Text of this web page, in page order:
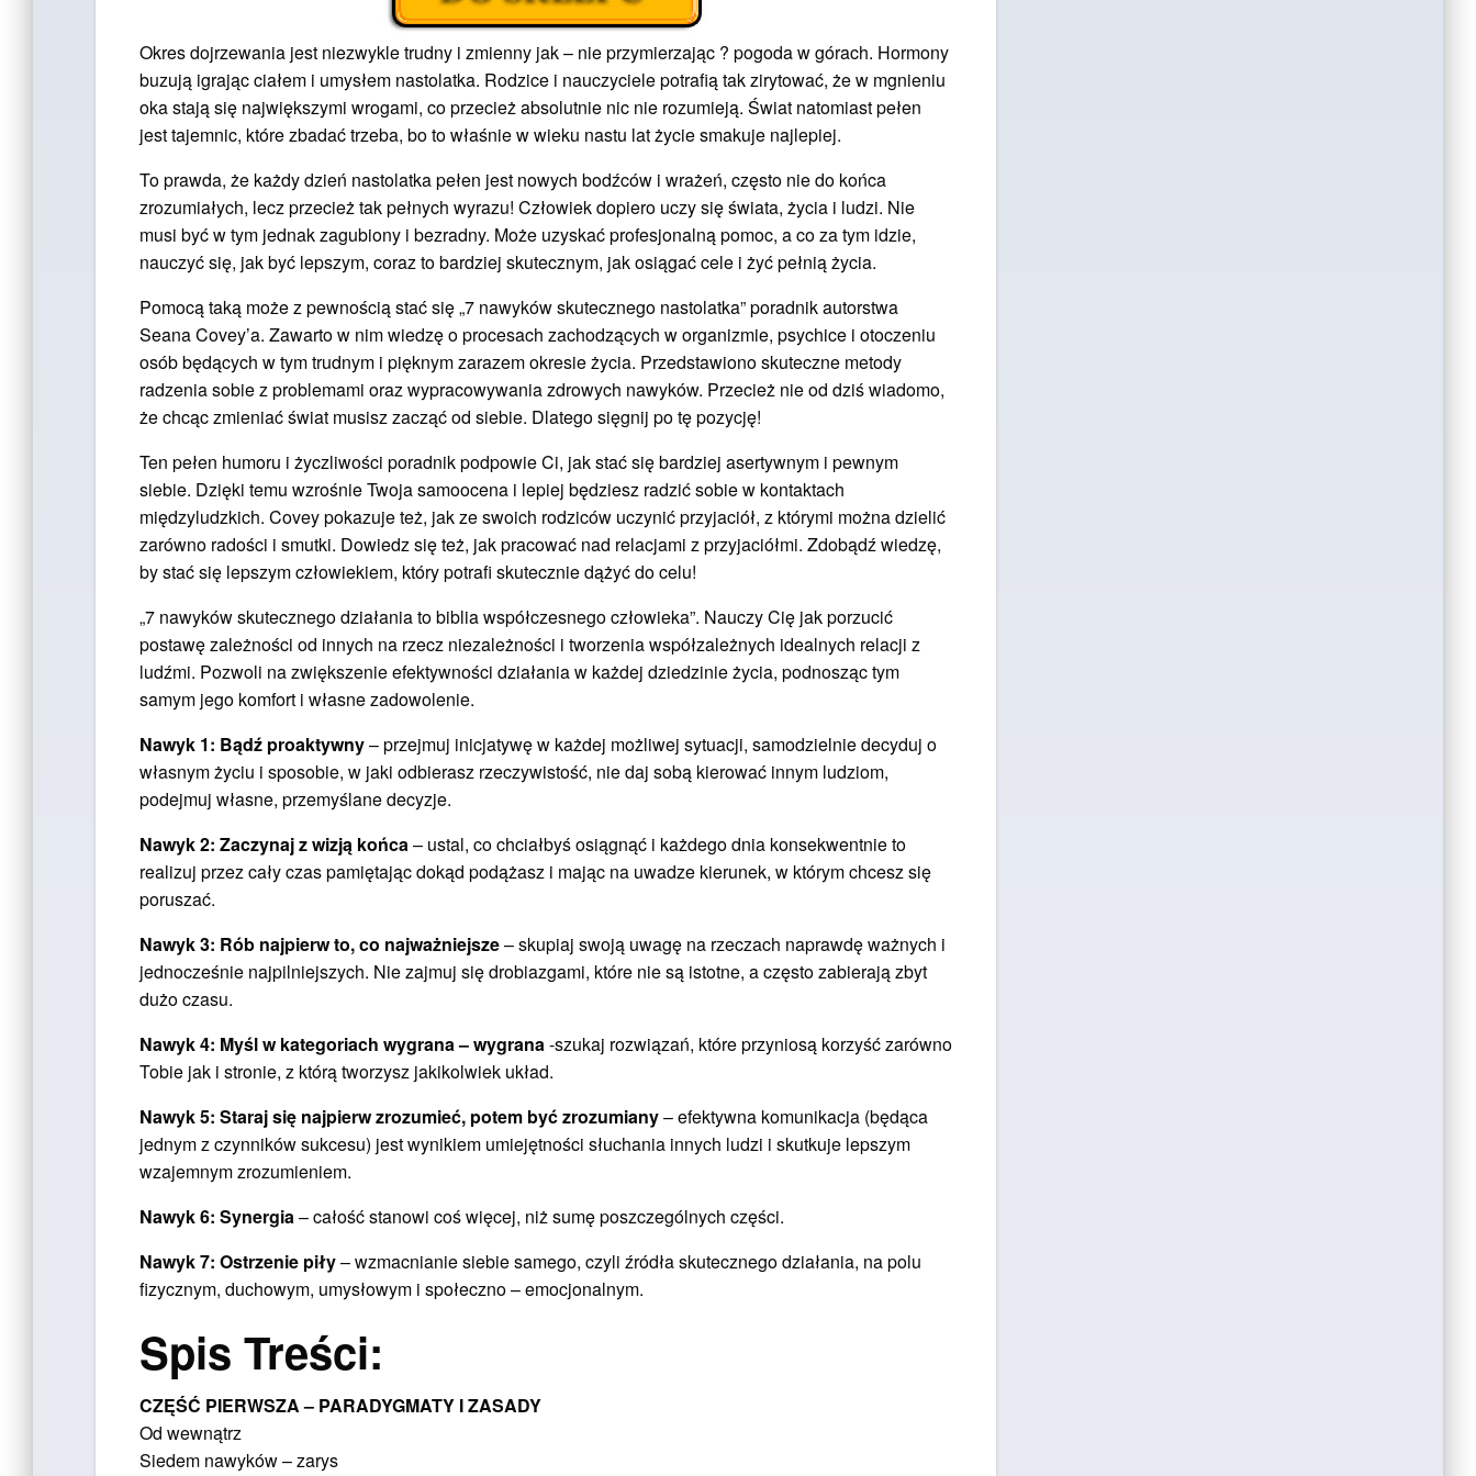
Okres dojrzewania jest niezwykle trudny i zmienny jak – nie przymierzając ? pogoda w górach. Hormony
buzują igrając ciałem i umysłem nastolatka. Rodzice i nauczyciele potrafią tak zirytować, że w mgnieniu
oka stają się największymi wrogami, co przecież absolutnie nic nie rozumieją. Świat natomiast pełen
jest tajemnic, które zbadać trzeba, bo to właśnie w wieku nastu lat życie smakuje najlepiej.
To prawda, że każdy dzień nastolatka pełen jest nowych bodźców i wrażeń, często nie do końca
zrozumiałych, lecz przecież tak pełnych wyrazu! Człowiek dopiero uczy się świata, życia i ludzi. Nie
musi być w tym jednak zagubiony i bezradny. Może uzyskać profesjonalną pomoc, a co za tym idzie,
nauczyć się, jak być lepszym, coraz to bardziej skutecznym, jak osiągać cele i żyć pełnią życia.
Pomocą taką może z pewnością stać się „7 nawyków skutecznego nastolatka” poradnik autorstwa
Seana Covey’a. Zawarto w nim wiedzę o procesach zachodzących w organizmie, psychice i otoczeniu
osób będących w tym trudnym i pięknym zarazem okresie życia. Przedstawiono skuteczne metody
radzenia sobie z problemami oraz wypracowywania zdrowych nawyków. Przecież nie od dziś wiadomo,
że chcąc zmieniać świat musisz zacząć od siebie. Dlatego sięgnij po tę pozycję!
Ten pełen humoru i życzliwości poradnik podpowie Ci, jak stać się bardziej asertywnym i pewnym
siebie. Dzięki temu wzrośnie Twoja samoocena i lepiej będziesz radzić sobie w kontaktach
międzyludzkich. Covey pokazuje też, jak ze swoich rodziców uczynić przyjaciół, z którymi można dzielić
zarówno radości i smutki. Dowiedz się też, jak pracować nad relacjami z przyjaciółmi. Zdobądź wiedzę,
by stać się lepszym człowiekiem, który potrafi skutecznie dążyć do celu!
„7 nawyków skutecznego działania to biblia współczesnego człowieka”. Nauczy Cię jak porzucić
postawę zależności od innych na rzecz niezależności i tworzenia współzależnych idealnych relacji z
ludźmi. Pozwoli na zwiększenie efektywności działania w każdej dziedzinie życia, podnosząc tym
samym jego komfort i własne zadowolenie.
Nawyk 1: Bądź proaktywny– przejmuj inicjatywę w każdej możliwej sytuacji, samodzielnie decyduj o
własnym życiu i sposobie, w jaki odbierasz rzeczywistość, nie daj sobą kierować innym ludziom,
podejmuj własne, przemyślane decyzje.
Nawyk 2: Zaczynaj z wizją końca– ustal, co chciałbyś osiągnąć i każdego dnia konsekwentnie to
realizuj przez cały czas pamiętając dokąd podążasz i mając na uwadze kierunek, w którym chcesz się
poruszać.
Nawyk 3: Rób najpierw to, co najważniejsze– skupiaj swoją uwagę na rzeczach naprawdę ważnych i
jednocześnie najpilniejszych. Nie zajmuj się drobiazgami, które nie są istotne, a często zabierają zbyt
dużo czasu.
Nawyk 4: Myśl w kategoriach wygrana – wygrana-szukaj rozwiązań, które przyniosą korzyść zarówno
Tobie jak i stronie, z którą tworzysz jakikolwiek układ.
Nawyk 5: Staraj się najpierw zrozumieć, potem być zrozumiany– efektywna komunikacja (będąca
jednym z czynników sukcesu) jest wynikiem umiejętności słuchania innych ludzi i skutkuje lepszym
wzajemnym zrozumieniem.
Nawyk 6: Synergia– całość stanowi coś więcej, niż sumę poszczególnych części.
Nawyk 7: Ostrzenie piły– wzmacnianie siebie samego, czyli źródła skutecznego działania, na polu
fizycznym, duchowym, umysłowym i społeczno – emocjonalnym.
Spis Treści:
CZĘŚĆ PIERWSZA – PARADYGMATY I ZASADY
Od wewnątrz
Siedem nawyków – zarys